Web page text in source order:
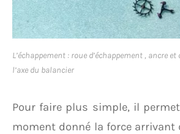
L’échappement : roue d’échappement , ancre
l’axe du balancier
Pour faire plus simple, il
moment donné la force arrivant